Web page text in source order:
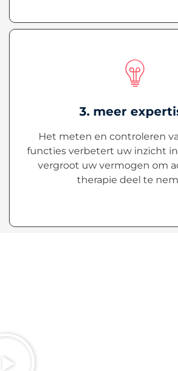
3. meer
Het meten en controleren
functies verbetert uw inzicht
vergroot uw vermogen om
therapie deel te
patiënten